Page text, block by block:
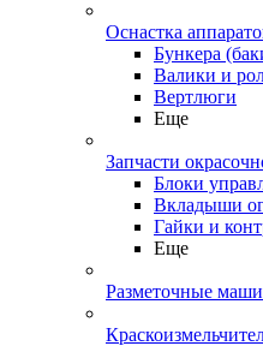
Оснастка
Бункера
Валики и
Вертлюги
Еще
Запчасти
Блоки
Вкладыши
Гайки и
Еще
Разметочные